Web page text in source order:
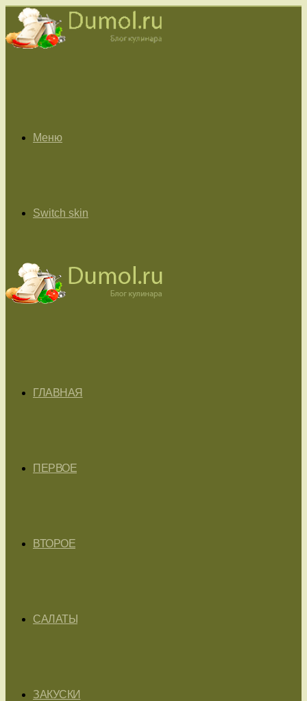
Меню
Switch skin
ГЛАВНАЯ
ПЕРВОЕ
ВТОРОЕ
САЛАТЫ
ЗАКУСКИ